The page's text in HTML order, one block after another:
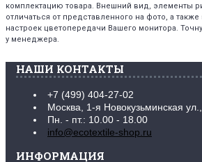
комплектацию товара. Внешний вид, элементы
отличаться от представленного на фото, а
настроек цветопередачи Вашего монитора.
у менеджера.
НАШИ КОНТАКТЫ
+7 (499) 404-27-02
Москва, 1-я Новокузьминская
Пн. - пт.: 10.00 - 18.00
info@ecotextile-shop.ru
ИНФОРМАЦИЯ